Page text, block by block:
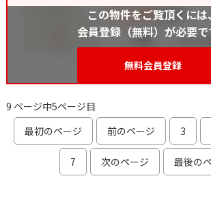
この物件をご覧頂くには、
会員登録（無料）が必要で
無料会員登録
9 ページ中5ページ目
最初のページ
前のページ 3
7 次のページ 最後の